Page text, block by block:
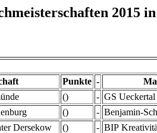
2015
Punkte -
() - GS Ueckertal
() - Benjamin-
Dersekow () - BIP